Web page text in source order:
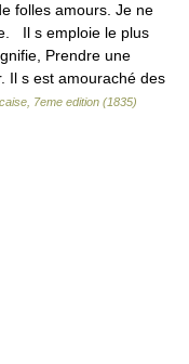
folles amours. Je ne
Il s emploie le plus
Prendre une
Il s est amouraché des
7eme edition (1835)